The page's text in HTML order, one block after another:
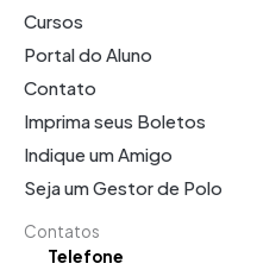
Cursos
Portal do Aluno
Contato
Imprima seus Boletos
Indique um Amigo
Seja um Gestor de Polo
Contatos
Telefone